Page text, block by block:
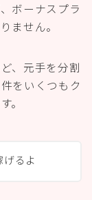
ボーナスプラ
ません。
、元手を分割
をいくつもク
。
るよ